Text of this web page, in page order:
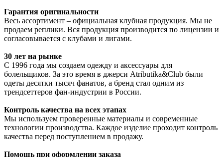
Гарантия оригинальности
Весь ассортимент – официальная клубная продукция. Мы не
продаем реплики. Вся продукция производится по лицензии и
согласовывается с клубами и лигами.
30 лет на рынке
С 1996 года мы создаем одежду и аксессуары для
болельщиков. За это время в джерси Atributika&Club были
одеты десятки тысяч фанатов, а бренд стал одним из
трендсеттеров фан-индустрии в России.
Контроль качества на всех этапах
Мы используем проверенные материалы и современные
технологии производства. Каждое изделие проходит контроль
качества перед поступлением в продажу.
Помощь при оформлении заказа